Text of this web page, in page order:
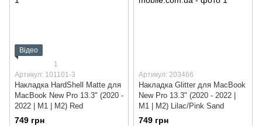
Відео
1
Артикул: 101101-3
Накладка HardShell Matte для
MacBook New Pro 13.3" (2020 -
2022 | M1 | M2) Red
749 грн
Артикул: 203466
Накладка Glitter для MacBook
New Pro 13.3" (2020 - 2022 |
M1 | M2) Lilac/Pink Sand
749 грн